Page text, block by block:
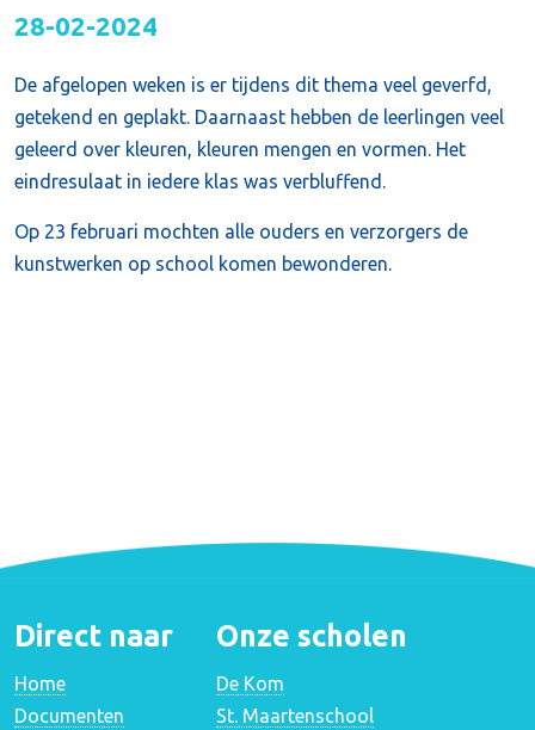
28-02-2024
De afgelopen weken is er tijdens dit thema veel geverfd,
getekend en geplakt. Daarnaast hebben de leerlingen veel
geleerd over kleuren, kleuren mengen en vormen. Het
eindresulaat in iedere klas was verbluffend.
Op 23 februari mochten alle ouders en verzorgers de
kunstwerken op school komen bewonderen.
Direct naar
Home
Documenten
Onze scholen
De Kom
St. Maartenschool